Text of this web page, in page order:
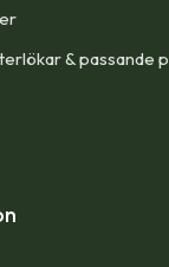
& passande